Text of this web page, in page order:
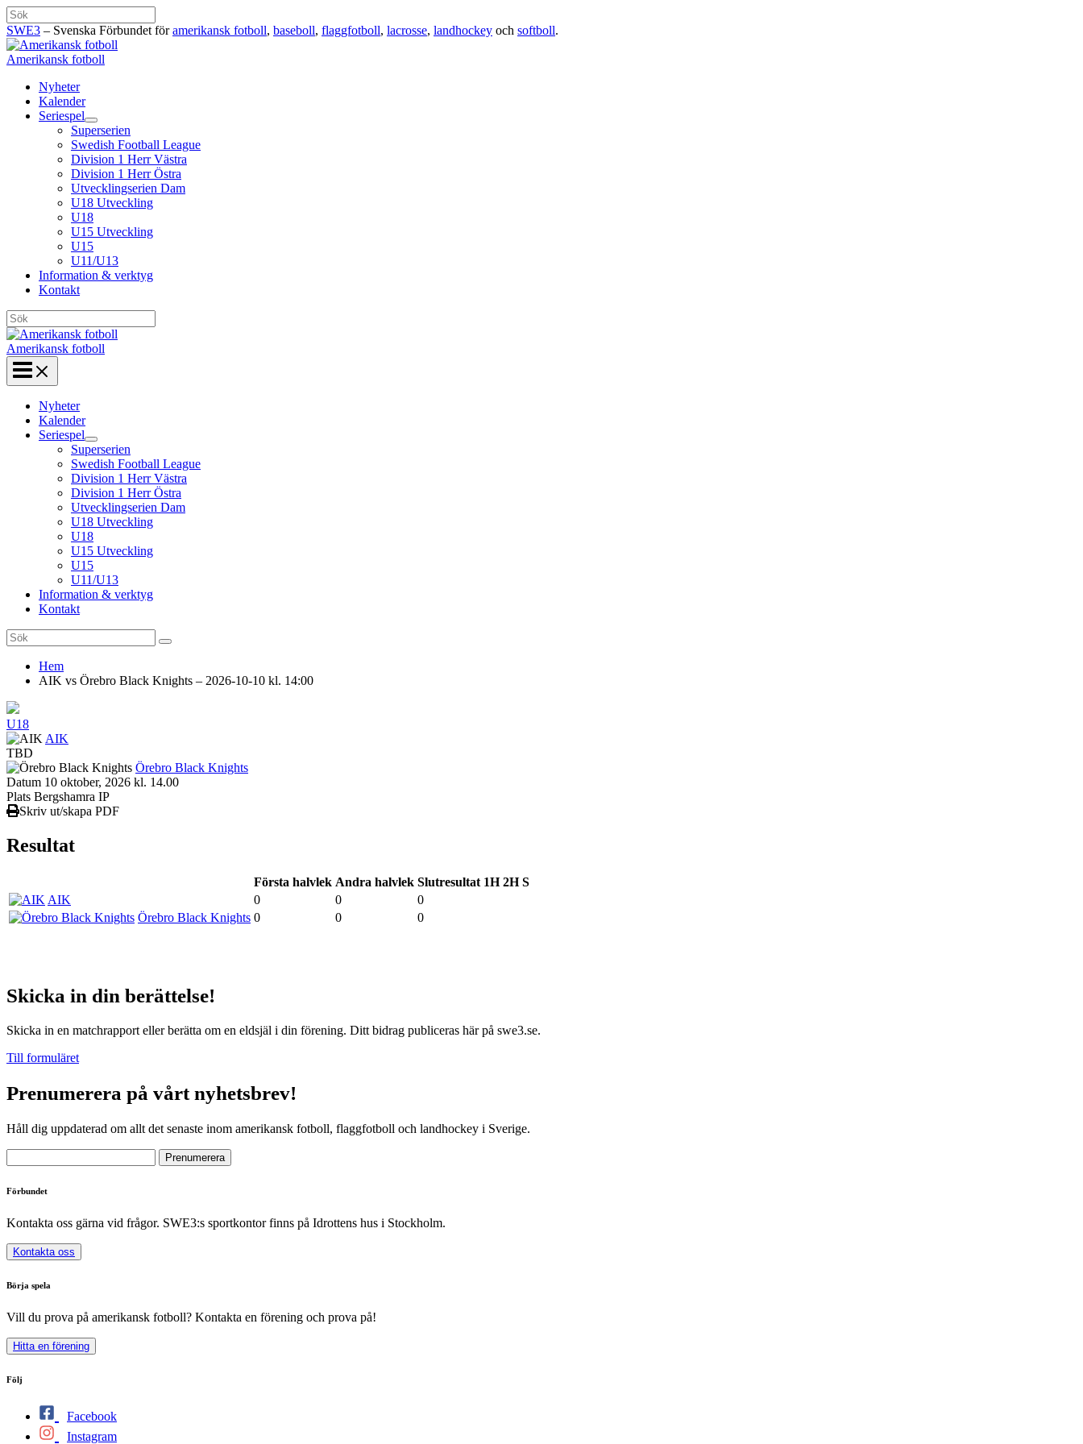
Hoppa
till
innehåll
Sök
SWE3 – Svenska Förbundet föramerikansk fotboll, baseboll, flaggfotboll, lacrosse, landhockey och softboll.
Amerikansk fotboll
Nyheter
Kalender
Seriespel
Superserien
Swedish Football League
Division 1 Herr Västra
Division 1 Herr Östra
Utvecklingserien Dam
U18 Utveckling
U18
U15 Utveckling
U15
U11/U13
Information & verktyg
Kontakt
Sök
Amerikansk fotboll
Nyheter
Kalender
Seriespel
Superserien
Swedish Football League
Division 1 Herr Västra
Division 1 Herr Östra
Utvecklingserien Dam
U18 Utveckling
U18
U15 Utveckling
U15
U11/U13
Information & verktyg
Kontakt
Search
for:
Hem
AIK vs Örebro Black Knights – 2026-10-10 kl. 14:00
U18
AIK
TBD
Örebro Black Knights
Datum 10 oktober, 2026 kl. 14.00
Plats Bergshamra IP
Skriv ut/skapa PDF
Resultat
Första halvlek Andra halvlek Slutresultat 1H 2H S
AIK
0 0
0
Örebro Black Knights 0 0 0
Skicka in din berättelse!
Skicka in en matchrapport eller berätta om en eldsjäl i din förening. Ditt bidrag publiceras här på swe3.se.
Till formuläret
Prenumerera på vårt nyhetsbrev!
Håll dig uppdaterad om allt det senaste inom amerikansk fotboll, flaggfotboll och landhockey i Sverige.
Förbundet
Kontakta oss gärna vid frågor. SWE3:s sportkontor finns på Idrottens hus i Stockholm.
Kontakta oss
Börja spela
Vill du prova på amerikansk fotboll? Kontakta en förening och prova på!
Hitta en förening
Följ
Facebook
Instagram